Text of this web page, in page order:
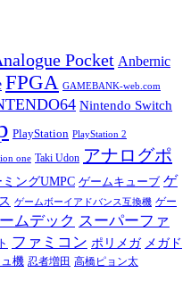
Pocket Anbernic
FPGA GAMEBANK-web.com
Nintendo Switch
PlayStation PlayStation 2
one Taki Udon アナログポ
ングUMPC ゲームキューブ ゲ
ゲームボーイアドバンス互換機 ゲー
ムデック スーパーファ
ファミコン ポリメガ メガド
機 忍者増田 高橋ピョン太